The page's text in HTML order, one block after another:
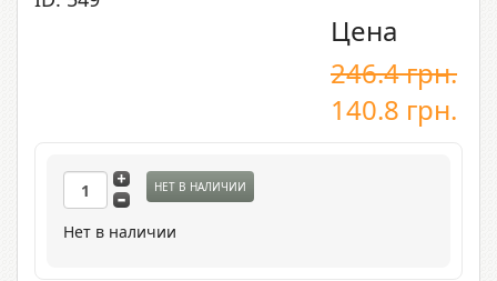
Цена
246.4грн.
140.8 грн.
НЕТ В НАЛИЧИИ
Нет в наличии